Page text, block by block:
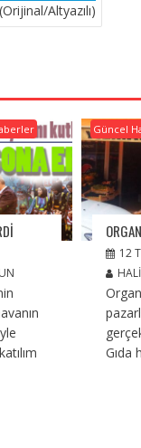
Altyazılı)
Güncel
12
Gıda